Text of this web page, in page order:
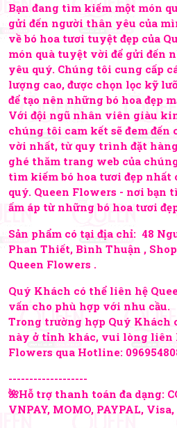
Bạn đang tìm kiếm một món
gửi đến người thân yêu của
về bó hoa tươi tuyệt đẹp của
món quà tuyệt vời để gửi đến
yêu quý. Chúng tôi cung cấp
lượng cao, được chọn lọc kỹ
để tạo nên những bó hoa đẹp
Với đội ngũ nhân viên giàu
chúng tôi cam kết sẽ đem
vời nhất, từ quy trình đặt
ghé thăm trang web của
tìm kiếm bó hoa tươi đẹp nhất
quý. Queen Flowers - nơi
ấm áp từ những bó hoa tươi
Sản phẩm có tại địa chỉ: 48
Phan Thiết, Bình Thuận ,
Queen Flowers .
Quý Khách có thể liên hệ
vấn cho phù hợp với nhu cầu.
Trong trường hợp Quý Khách
này ở tỉnh khác, vui lòng liên
Flowers qua Hotline:
-------------------
🌺Hỗ trợ thanh toán đa dạng:
VNPAY, MOMO, PAYPAL,